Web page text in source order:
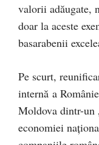
valorii adăugate,
doar la aceste
basarabenii
Pe scurt,
internă a
Moldova dintr-un
economiei